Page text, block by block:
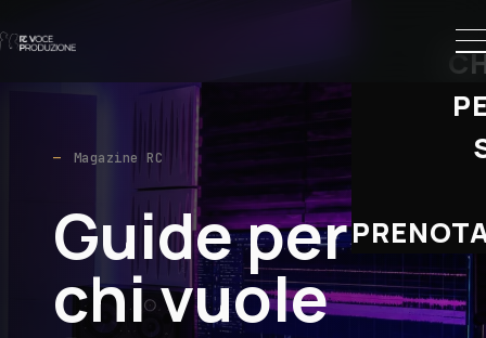
Magazine RC
Guide per
chi vuole